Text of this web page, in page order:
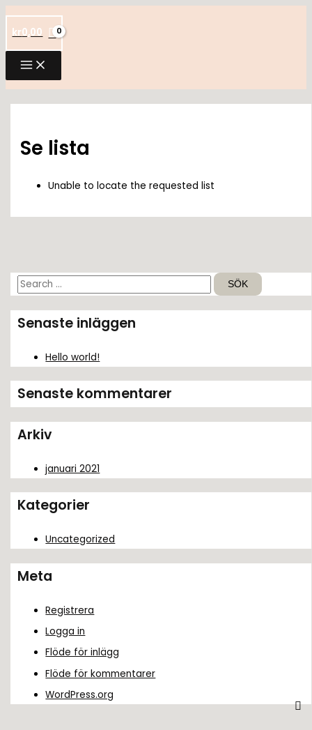
till
innehåll
kr0,00
S
k
e
:
Senaste inläggen
Hello world!
Senaste kommentarer
Arkiv
januari 2021
Kategorier
Uncategorized
Meta
Registrera
Logga in
Flöde för inlägg
Flöde för kommentarer
WordPress.org
Se lista
Unable to locate the requested list